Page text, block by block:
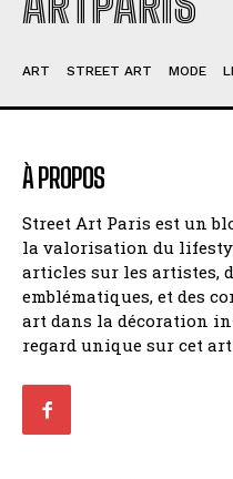
ART STREET ART MODE
À PROPOS
Street Art Paris est un
la valorisation du
articles sur les artistes,
emblématiques, et des
art dans la décoration
regard unique sur cet